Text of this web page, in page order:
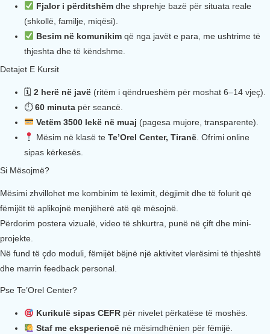
Fjalor i përditshëmdhe shprehje bazë për situata reale
(shkollë, familje, miqësi).
Besim në komunikimqë nga javët e para, me ushtrime të
thjeshta dhe të këndshme.
Detajet E Kursit
🗓 2 herë në javë (ritëm i qëndrueshëm për moshat 6–14 vjeç).
⏱60 minuta për seancë.
Vetëm 3500 lekë në muaj (pagesa mujore, transparente).
Mësim në klasë te Te’Orel Center, Tiranë. Ofrimi online
sipas kërkesës.
Si Mësojmë?
Mësimi zhvillohet me kombinim të leximit, dëgjimit dhe të folurit që
fëmijët të aplikojnë menjëherë atë që mësojnë.
Përdorim postera vizualë, video të shkurtra, punë në çift dhe mini-
projekte.
Në fund të çdo moduli, fëmijët bëjnë një aktivitet vlerësimi të thjeshtë
dhe marrin feedback personal.
Pse Te’Orel Center?
Kurikulë sipas CEFRpër nivelet përkatëse të moshës.
Staf me eksperiencënë mësimdhënien për fëmijë.